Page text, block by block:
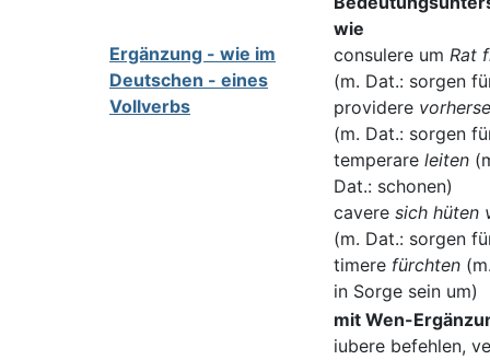
Ergänzung - wie im
Deutschen - eines
Vollverbs
wie
consulere um Rat
(m. Dat.: sorgen
providere
(m. Dat.: sorgen
temperare leiten
Dat.: schonen)
cavere sich hüten
(m. Dat.: sorgen
timere fürchten
in Sorge sein um)
mit Wen-
iubere befehlen,